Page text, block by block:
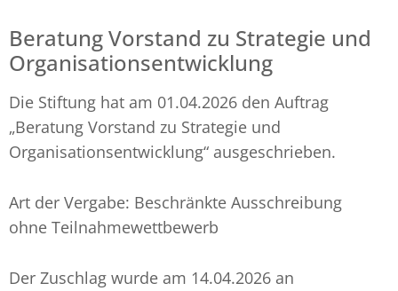
Beratung Vorstand zu Strategie und
Organisationsentwicklung
Die Stiftung hat am 01.04.2026 den Auftrag
„Beratung Vorstand zu Strategie und
Organisationsentwicklung“ ausgeschrieben.
Art der Vergabe: Beschränkte Ausschreibung
ohne Teilnahmewettbewerb
Der Zuschlag wurde am 14.04.2026 an